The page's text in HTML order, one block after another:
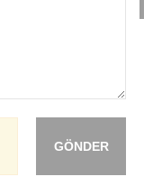
GÖNDER